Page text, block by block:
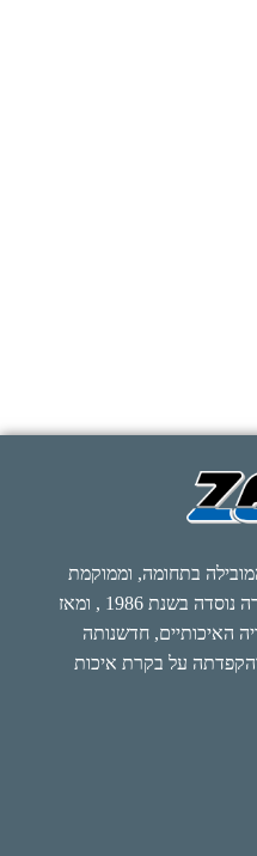
בתחומה, וממוקמת
באיזור התעשיה ראשון לציון. החברה נוסדה בשנת 1986 , ומאז
האיכותיים, חדשנותה
על בקרת איכות